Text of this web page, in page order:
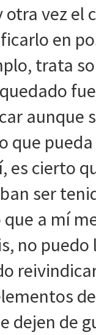
otra vez
en
trata
aunque
que
es cierto
ser
a mí
no
dejen de